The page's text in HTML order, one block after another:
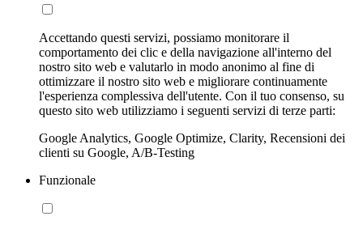
Accettando questi servizi, possiamo monitorare il
comportamento dei clic e della navigazione all'interno del
nostro sito web e valutarlo in modo anonimo al fine di
ottimizzare il nostro sito web e migliorare continuamente
l'esperienza complessiva dell'utente. Con il tuo consenso, su
questo sito web utilizziamo i seguenti servizi di terze parti:
Google Analytics, Google Optimize, Clarity, Recensioni dei
clienti su Google, A/B-Testing
Funzionale